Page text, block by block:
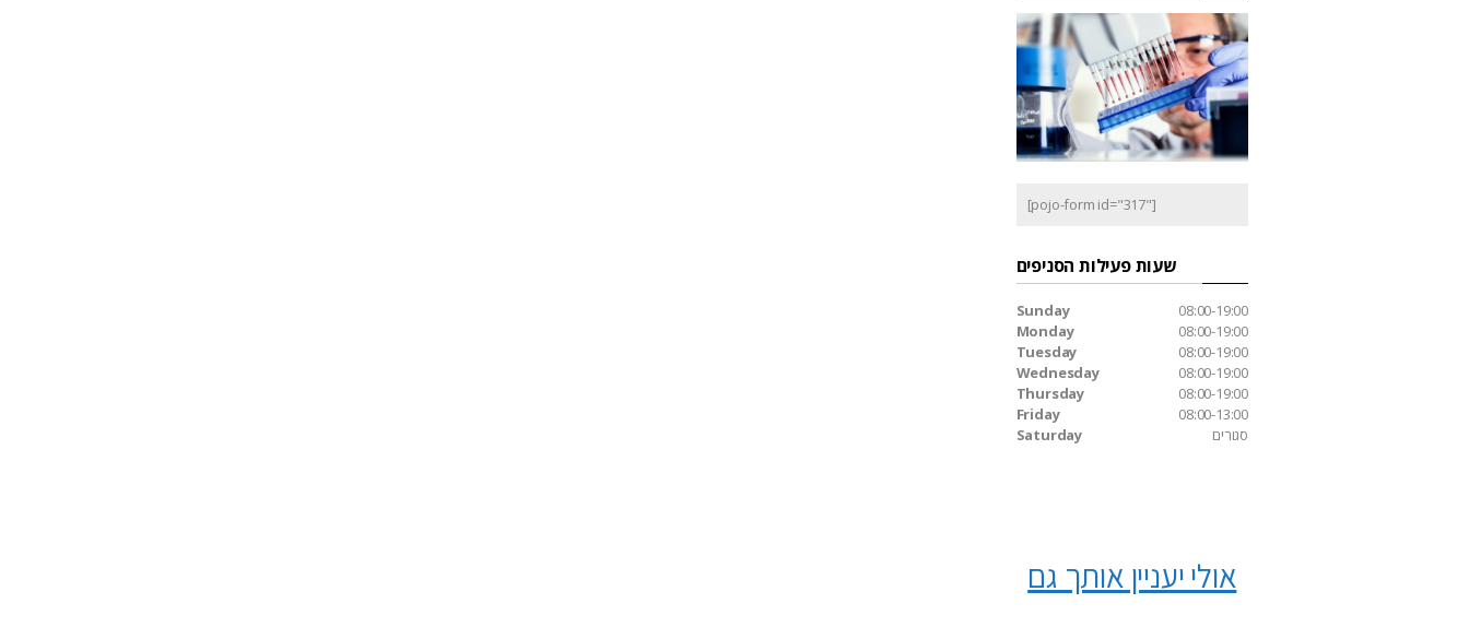
[pojo-form id="317"]
שעות פעילות הסניפים
Sunday
08:00-19:00
Monday
08:00-19:00
Tuesday
08:00-19:00
Wednesday
08:00-19:00
Thursday
08:00-19:00
Friday
08:00-13:00
Saturday
סגורים
אולי יעניין אותך גם